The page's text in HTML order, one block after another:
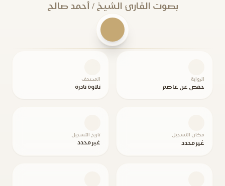
بصوت القارئ الشيخ / أحمد صالح
الرواية
حفص عن عاصم
المصحف
تلاوة نادرة
مكان التسجيل
غير محدد
تاريخ التسجيل
غير محدد